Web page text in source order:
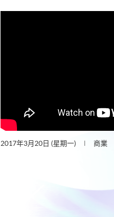
2017年3月20日 (星期一) 商業